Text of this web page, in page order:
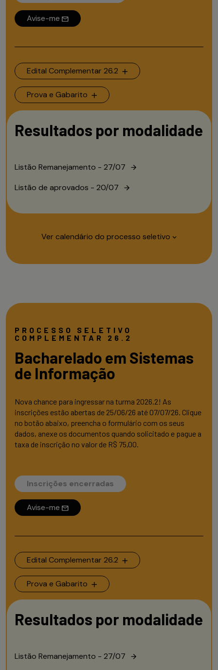
Avise-me
Edital Complementar 26.2
Prova e Gabarito
Resultados por modalidade
Listão Remanejamento - 27/07
Listão de aprovados - 20/07
Encerramento às 23h59 09h às 12h, apenas
modalidade vestibular
Ver calendário do processo seletivo
PROCESSO SELETIVO
COMPLEMENTAR 26.2
Bacharelado em Sistemas
de Informação
Nova chance para ingressar na turma 2026.2! As
inscrições estão abertas de 25/06/26 até 07/07/26. Clique
no botão abaixo, preencha o formulário com os seus
dados, anexe os documentos quando solicitado e pague a
taxa de inscrição no valor de R$ 75,00.
Inscrições encerradas
Avise-me
Edital Complementar 26.2
Prova e Gabarito
Resultados por modalidade
Listão Remanejamento - 27/07